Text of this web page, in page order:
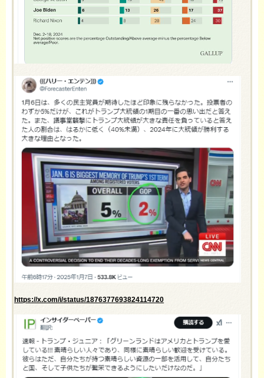
https://x.com/i/status/1876377693824114720